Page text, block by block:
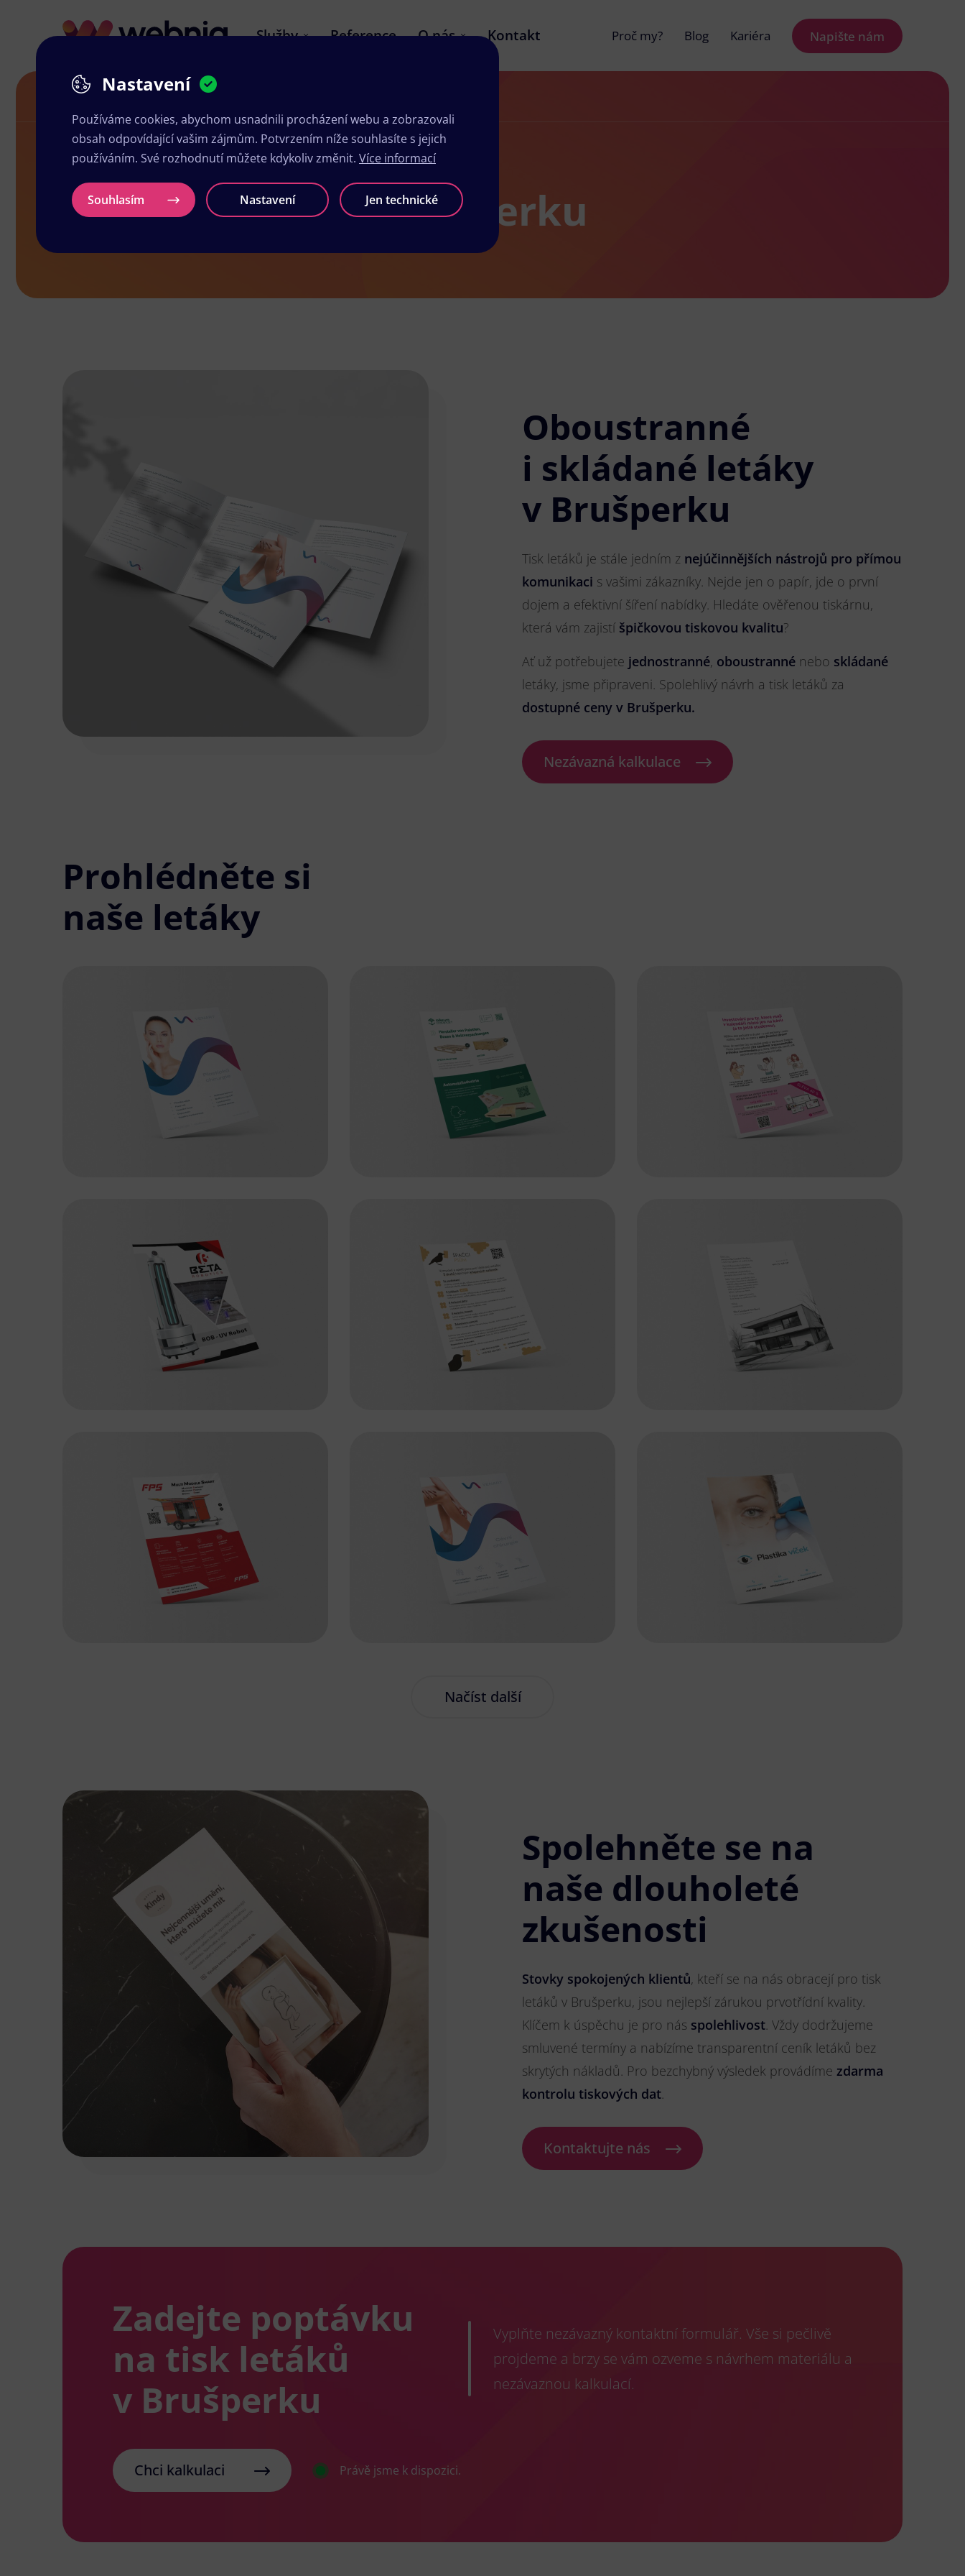
Služby Reference O nás Kontakt Proč my? Blog Kariéra Napište nám
Návrh letáků v Brušperku
Návrh letáků v Brušperku
Oboustranné
i skládané letáky
v Brušperku
Tisk letáků je stále jedním z nejúčinnějších nástrojů pro přímou
komunikaci s vašimi zákazníky. Nejde jen o papír, jde o první
dojem a efektivní šíření nabídky. Hledáte ověřenou tiskárnu,
která vám zajistí špičkovou tiskovou kvalitu?
Ať už potřebujete jednostranné, oboustranné nebo skládané
letáky, jsme připraveni. Spolehlivý návrh a tisk letáků za
dostupné ceny v Brušperku.
Nezávazná kalkulace
Prohlédněte si
naše letáky
Načíst další
Spolehněte se na
naše dlouholeté
zkušenosti
Stovky spokojených klientů, kteří se na nás obracejí pro tisk
letáků v Brušperku, jsou nejlepší zárukou prvotřídní kvality.
Klíčem k úspěchu je pro nás spolehlivost. Vždy dodržujeme
smluvené termíny a nabízíme transparentní ceník letáků bez
skrytých nákladů. Pro bezchybný výsledek provádíme zdarma
kontrolu tiskových dat.
Kontaktujte nás
Zadejte poptávku
na tisk letáků
v Brušperku
Vyplňte nezávazný kontaktní formulář. Vše si pečlivě
projdeme a brzy se vám ozveme s návrhem materiálu a
nezávaznou kalkulací.
Chci kalkulaci Právě jsme k dispozici.
Nastavení
Používáme cookies, abychom usnadnili procházení webu a zobrazovali
obsah odpovídající vašim zájmům. Potvrzením níže souhlasíte s jejich
používáním. Své rozhodnutí můžete kdykoliv změnit. Více informací
Souhlasím Nastavení Jen technické